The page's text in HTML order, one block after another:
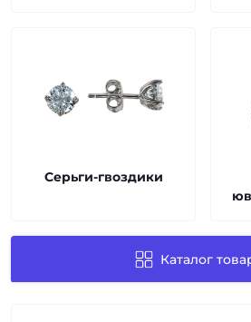
Серьги-гвоздики
Каталог